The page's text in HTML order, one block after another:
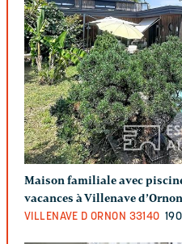
Maison familiale avec
vacances à Villenave d’Ornon
VILLENAVE D ORNON 33140